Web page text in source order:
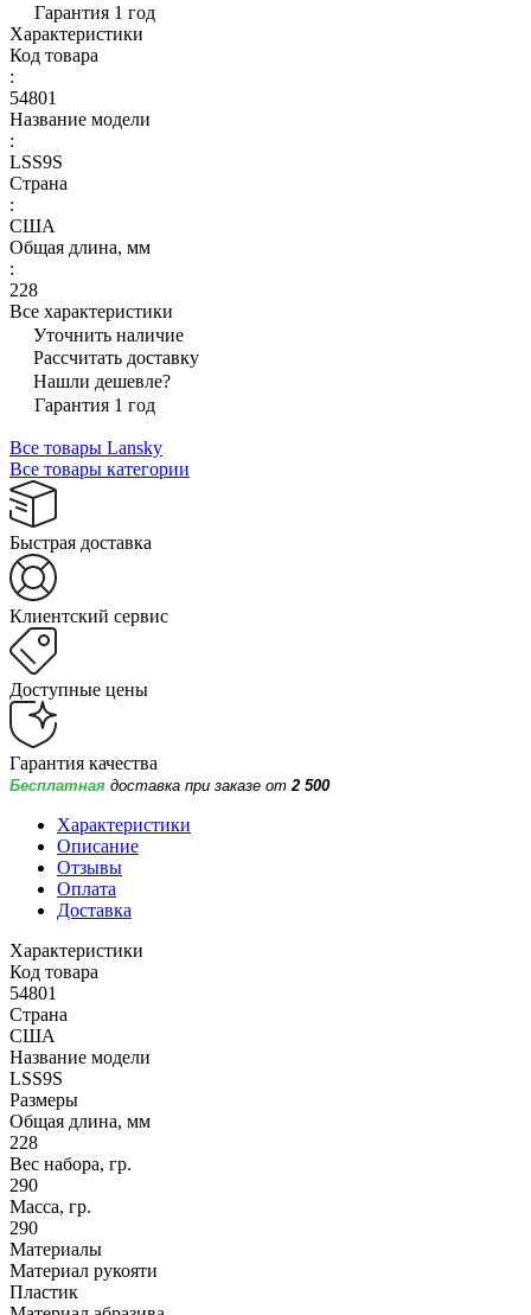
Гарантия 1 год
Характеристики
Код товара
:
54801
Название модели
:
LSS9S
Страна
:
США
Общая длина, мм
:
228
Все характеристики
Уточнить наличие
Рассчитать доставку
Нашли дешевле?
Гарантия 1 год
Все товары Lansky
Все товары категории
Быстрая доставка
Клиентский сервис
Доступные цены
Гарантия качества
Бесплатная доставка при заказе от 2 500
Характеристики
Описание
Отзывы
Оплата
Доставка
Характеристики
Код товара
54801
Страна
США
Название модели
LSS9S
Размеры
Общая длина, мм
228
Вес набора, гр.
290
Масса, гр.
290
Материалы
Материал рукояти
Пластик